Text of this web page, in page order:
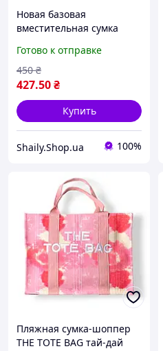
Новая базовая
вместительная сумка
Готово к отправке
427.50₴
450 ₴
Купить
Shaily.Shop.ua 100%
Пляжная сумка-шоппер
THE TOTE BAG тай-дай